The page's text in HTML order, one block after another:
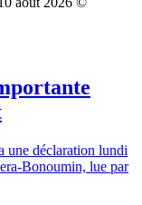
une déclaration lundi
Bonoumin, lue par